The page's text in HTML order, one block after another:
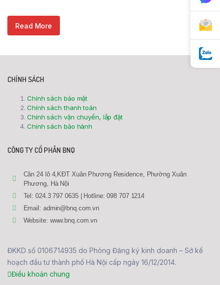
Read More
CHÍNH SÁCH
Chính sách bảo mật
Chính sách thanh toán
Chính sách vận chuyển, lắp đặt
Chính sách bảo hành
CÔNG TY CỔ PHẦN BNQ
Căn 24 lô 4,KĐT Xuân Phương Residence, Phường Xuân
Phương, Hà Nội
Tel: 024.3 797 0635 | Hotline: 098 707 1214
Email: admin@bnq.com.vn
Website: www.bnq.com.vn
ĐKKD số 0106714935 do Phòng Đăng ký kinh doanh – Sở kế
hoạch đầu tư thành phố Hà Nội cấp ngày 16/12/2014.
Điều khoản chung